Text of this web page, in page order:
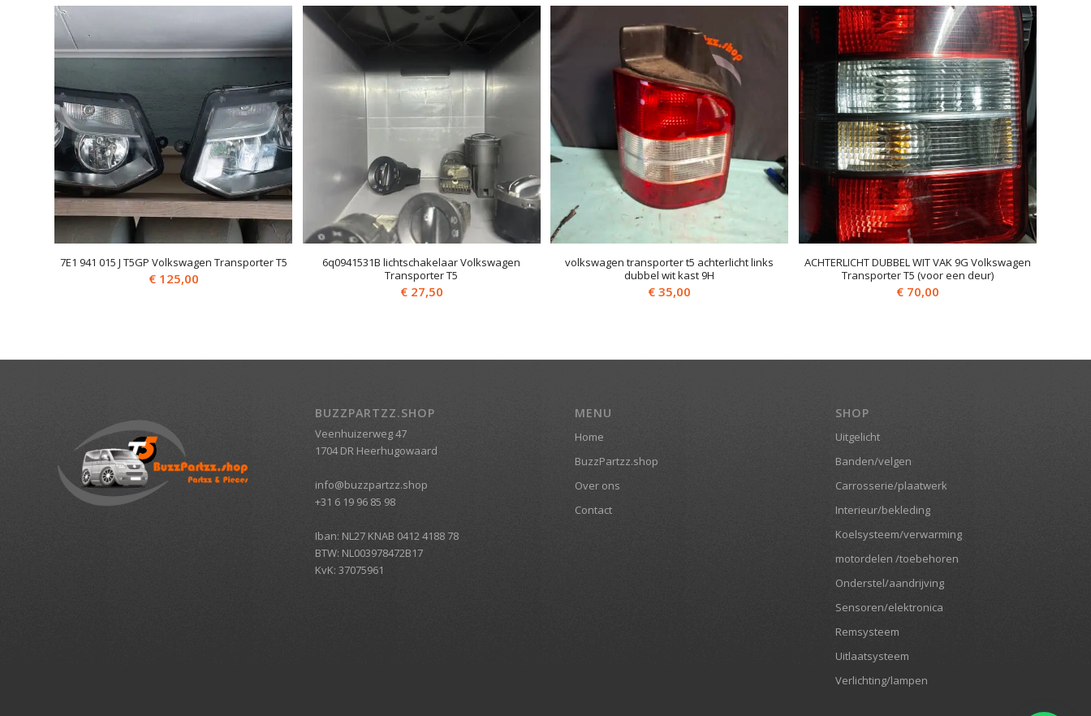
7E1 941 015 J T5GP Volkswagen Transporter T5
€125,00
6q0941531B lichtschakelaar Volkswagen
Transporter T5
€27,50
volkswagen transporter t5 achterlicht links
dubbel wit kast 9H
€ 35,00
ACHTERLICHT DUBBEL WIT VAK 9G Volkswagen
Transporter T5 (voor een deur)
€70,00
BUZZPARTZZ.SHOP
Veenhuizerweg 47
1704 DR Heerhugowaard
info@buzzpartzz.shop
+31 6 19 96 85 98
Iban: NL27 KNAB 0412 4188 78
BTW: NL003978472B17
KvK: 37075961
MENU
Home
BuzzPartzz.shop
Over ons
Contact
SHOP
Uitgelicht
Banden/velgen
Carrosserie/plaatwerk
Interieur/bekleding
Koelsysteem/verwarming
motordelen /toebehoren
Onderstel/aandrijving
Sensoren/elektronica
Remsysteem
Uitlaatsysteem
Verlichting/lampen